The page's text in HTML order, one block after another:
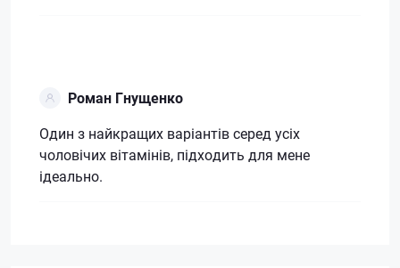
Роман Гнущенко
Один з найкращих варіантів серед усіх
чоловічих вітамінів, підходить для мене
ідеально.